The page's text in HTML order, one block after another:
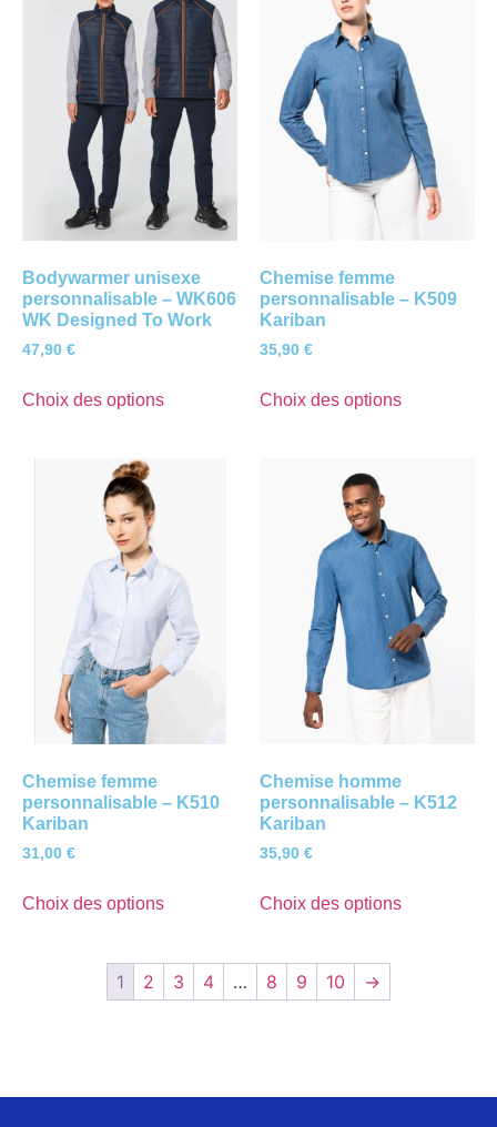
Bodywarmer unisexe
personnalisable – WK606
WK Designed To Work
47,90 €
Choix des options
Chemise femme
personnalisable – K509
Kariban
35,90 €
Choix des options
Chemise femme
personnalisable – K510
Kariban
31,00 €
Choix des options
Chemise homme
personnalisable – K512
Kariban
35,90 €
Choix des options
1 2 3 4 … 8 9 10 →